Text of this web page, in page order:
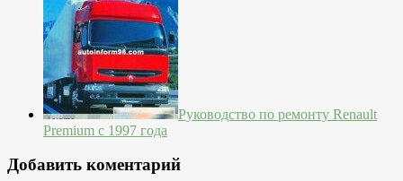
Руководство по ремонту Renault
Premium с 1997 года
Добавить коментарий